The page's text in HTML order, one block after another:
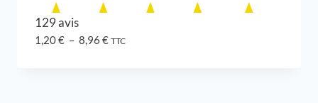
129 avis
1,20€ – 8,96 €Plage
TTC